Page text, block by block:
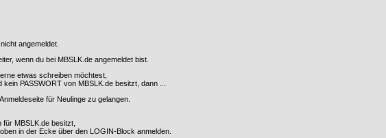
angemeldet.
wenn du bei MBSLK.de angemeldet bist.
etwas schreiben möchtest,
PASSWORT von MBSLK.de besitzt, dann ...
Anmeldeseite für Neulinge zu gelangen.
MBSLK.de besitzt,
in der Ecke über den LOGIN-Block anmelden.